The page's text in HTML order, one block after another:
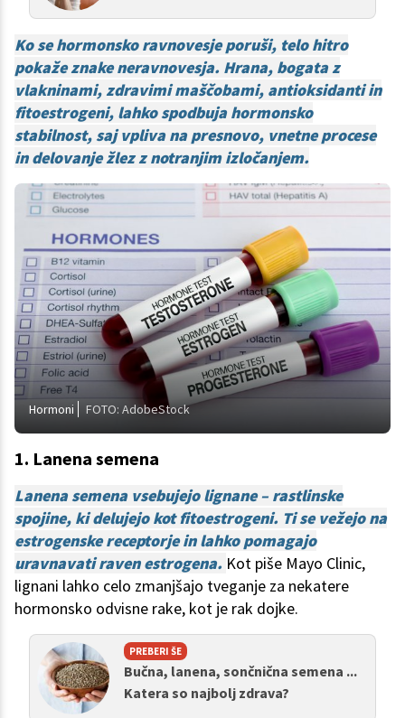
Ko se hormonsko ravnovesje poruši, telo hitro
pokaže znake neravnovesja. Hrana, bogata z
vlakninami, zdravimi maščobami, antioksidanti in
fitoestrogeni, lahko spodbuja hormonsko
stabilnost, saj vpliva na presnovo, vnetne procese
in delovanje žlez z notranjim izločanjem.
Hormoni FOTO: AdobeStock
1. Lanena semena
Lanena semena vsebujejo lignane – rastlinske
spojine, ki delujejo kot fitoestrogeni. Ti se vežejo na
estrogenske receptorje in lahko pomagajo
uravnavati raven estrogena. Kot piše Mayo Clinic,
lignani lahko celo zmanjšajo tveganje za nekatere
hormonsko odvisne rake, kot je rak dojke.
PREBERI ŠE
Bučna, lanena, sončnična semena ...
Katera so najbolj zdrava?